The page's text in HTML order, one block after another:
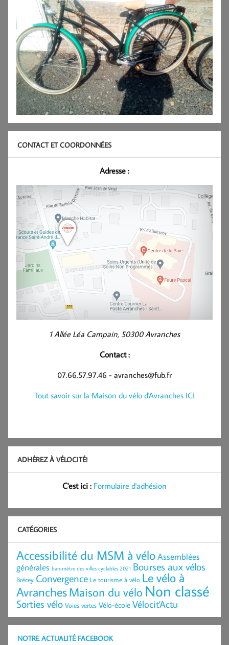
CONTACT ET COORDONNÉES
Adresse :
1 Allée Léa Campain, 50300 Avranches
Contact :
07.66.57.97.46 - avranches@fub.fr
Tout savoir sur la Maison du vélo d'Avranches ICI
ADHÉREZ À VÉLOCITÉ!
C'est ici : Formulaire d'adhésion
CATÉGORIES
Accessibilité du MSM à véloAssemblées
générales baromètre des villes cyclables 2021 Bourses aux vélos
Brécey Convergence Le tourisme à vélo Le vélo à
AvranchesMaison du vélo Non classé
Sorties vélo Voies vertes Vélo-école Vélocit'Actu
NOTRE ACTUALITÉ FACEBOOK